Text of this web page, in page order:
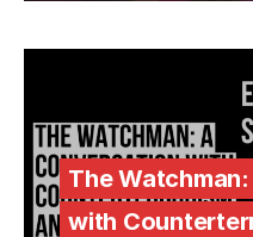
The
with